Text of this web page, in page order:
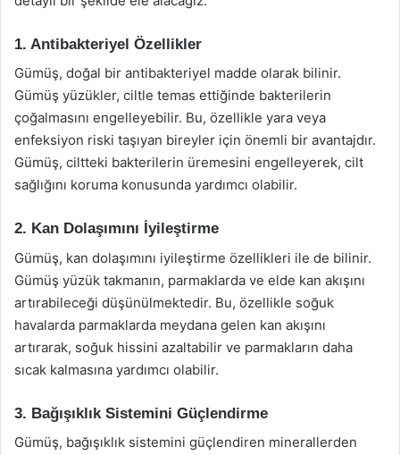
1. Antibakteriyel Özellikler
Gümüş, doğal bir antibakteriyel madde olarak bilinir.
Gümüş yüzükler, ciltle temas ettiğinde bakterilerin
çoğalmasını engelleyebilir. Bu, özellikle yara veya
enfeksiyon riski taşıyan bireyler için önemli bir avantajdır.
Gümüş, ciltteki bakterilerin üremesini engelleyerek, cilt
sağlığını koruma konusunda yardımcı olabilir.
2. Kan Dolaşımını İyileştirme
Gümüş, kan dolaşımını iyileştirme özellikleri ile de bilinir.
Gümüş yüzük takmanın, parmaklarda ve elde kan akışını
artırabileceği düşünülmektedir. Bu, özellikle soğuk
havalarda parmaklarda meydana gelen kan akışını
artırarak, soğuk hissini azaltabilir ve parmakların daha
sıcak kalmasına yardımcı olabilir.
3. Bağışıklık Sistemini Güçlendirme
Gümüş, bağışıklık sistemini güçlendiren minerallerden